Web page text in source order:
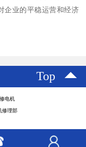
企业的平稳运营和经济
Top
电机
修理部